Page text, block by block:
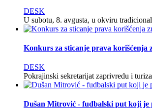
DESK
U subotu, 8. avgusta, u okviru
Konkurs za sticanje prava korišćenja
DESK
Pokrajinski sekretarijat zaprivredu i
Dušan Mitrović - fudbalski put koji je